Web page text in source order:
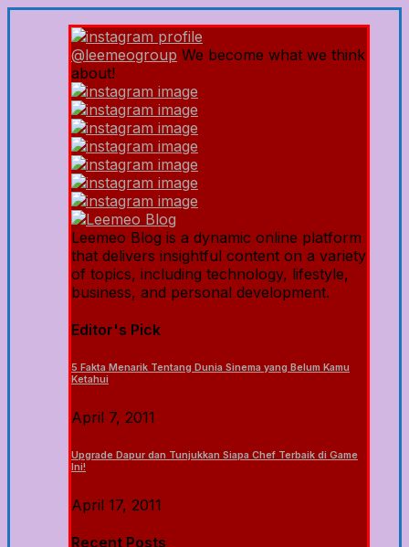
@leemeogroup We become what we think
about!
Leemeo Blog is a dynamic online platform
that delivers insightful content on a variety
of topics, including technology, lifestyle,
business, and personal development.
Editor's Pick
5 Fakta Menarik Tentang Dunia Sinema yang Belum Kamu
Ketahui
April 7, 2011
Upgrade Dapur dan Tunjukkan Siapa Chef Terbaik di Game
Ini!
April 17, 2011
Recent Posts